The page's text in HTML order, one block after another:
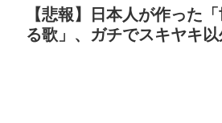
【悲報】日本人が作った
る歌」、ガチでスキヤキ